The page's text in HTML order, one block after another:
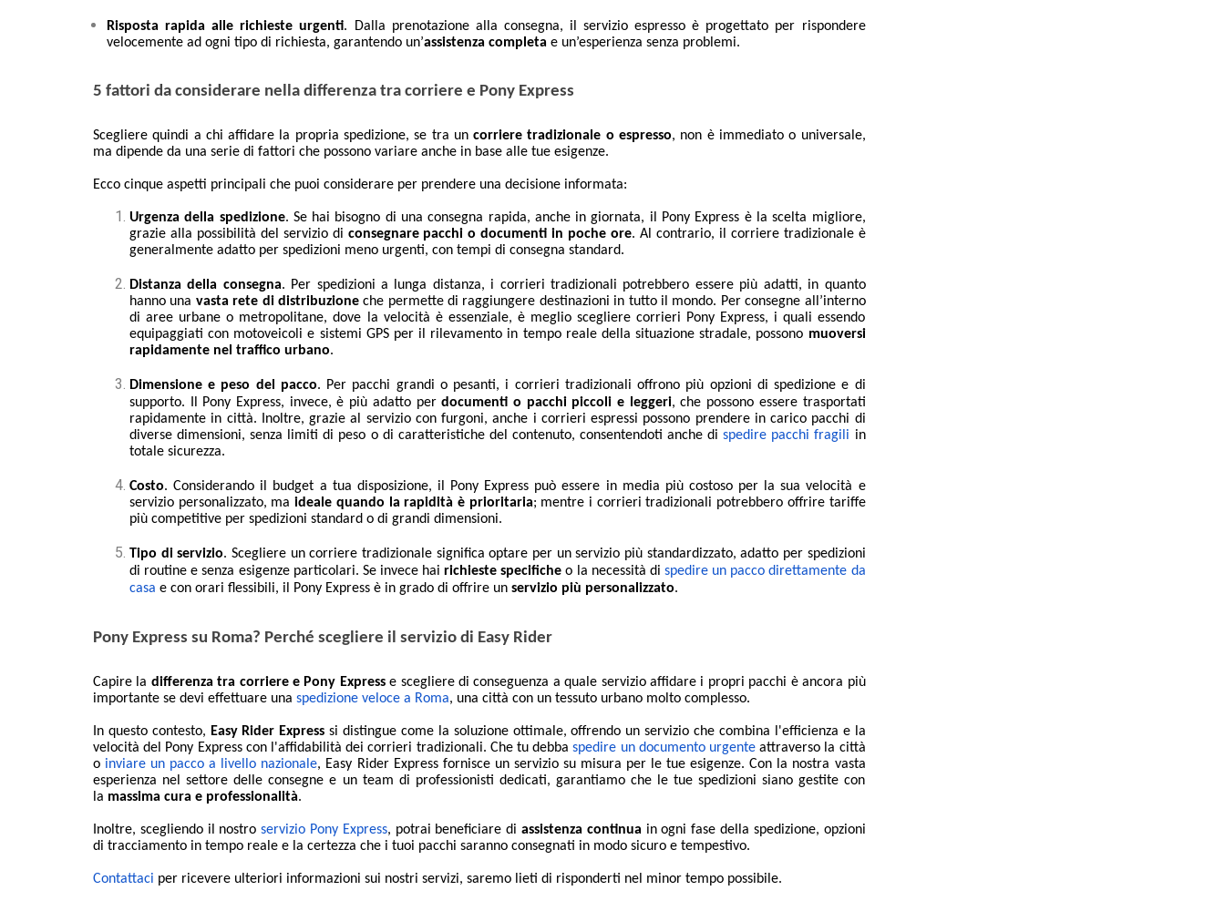
Risposta rapida alle richieste urgenti. Dalla prenotazione alla consegna, il servizio espresso è progettato per rispondere
velocemente ad ogni tipo di richiesta, garantendo un’assistenza completa e un’esperienza senza problemi.
5 fattori da considerare nella differenza tra corriere e Pony Express
Scegliere quindi a chi affidare la propria spedizione, se tra uncorriere tradizionale o espresso, non è immediato o universale,
ma dipende da una serie di fattori che possono variare anche in base alle tue esigenze.
Ecco cinque aspetti principali che puoi considerare per prendere una decisione informata:
Urgenza della spedizione. Se hai bisogno di una consegna rapida, anche in giornata, il Pony Express è la scelta migliore,
grazie alla possibilità del servizio di consegnare pacchi o documenti in poche ore. Al contrario, il corriere tradizionale è
generalmente adatto per spedizioni meno urgenti, con tempi di consegna standard.
Distanza della consegna. Per spedizioni a lunga distanza, i corrieri tradizionali potrebbero essere più adatti, in quanto
hanno una vasta rete di distribuzioneche permette di raggiungere destinazioni in tutto il mondo. Per consegne all’interno
di aree urbane o metropolitane, dove la velocità è essenziale, è meglio scegliere corrieri Pony Express, i quali essendo
equipaggiati con motoveicoli e sistemi GPS per il rilevamento in tempo reale della situazione stradale, possono muoversi
rapidamente nel traffico urbano.
Dimensione e peso del pacco. Per pacchi grandi o pesanti, i corrieri tradizionali offrono più opzioni di spedizione e di
supporto. Il Pony Express, invece, è più adatto perdocumenti o pacchi piccoli e leggeri, che possono essere trasportati
rapidamente in città. Inoltre, grazie al servizio con furgoni, anche i corrieri espressi possono prendere in carico pacchi di
diverse dimensioni, senza limiti di peso o di caratteristiche del contenuto, consentendoti anche di spedire pacchi fragili in
totale sicurezza.
Costo. Considerando il budget a tua disposizione, il Pony Express può essere in media più costoso per la sua velocità e
servizio personalizzato, ma ideale quando la rapidità è prioritaria; mentre i corrieri tradizionali potrebbero offrire tariffe
più competitive per spedizioni standard o di grandi dimensioni.
Tipo di servizio. Scegliere un corriere tradizionale significa optare per un servizio più standardizzato, adatto per spedizioni
di routine e senza esigenze particolari. Se invece hairichieste specifiche o la necessità di spedire un pacco direttamente da
casa e con orari flessibili, il Pony Express è in grado di offrire un servizio più personalizzato.
Pony Express su Roma? Perché scegliere il servizio di Easy Rider
Capire la differenza tra corriere e Pony Expresse scegliere di conseguenza a quale servizio affidare i propri pacchi è ancora più
importante se devi effettuare una spedizione veloce a Roma, una città con un tessuto urbano molto complesso.
In questo contesto, Easy Rider Express si distingue come la soluzione ottimale, offrendo un servizio che combina l'efficienza e la
velocità del Pony Express con l'affidabilità dei corrieri tradizionali. Che tu debbaspedire un documento urgenteattraverso la città
o inviare un pacco a livello nazionale, Easy Rider Express fornisce un servizio su misura per le tue esigenze. Con la nostra vasta
esperienza nel settore delle consegne e un team di professionisti dedicati, garantiamo che le tue spedizioni siano gestite con
la massima cura e professionalità.
Inoltre, scegliendo il nostroservizio Pony Express, potrai beneficiare di assistenza continua in ogni fase della spedizione, opzioni
di tracciamento in tempo reale e la certezza che i tuoi pacchi saranno consegnati in modo sicuro e tempestivo.
Contattaci per ricevere ulteriori informazioni sui nostri servizi, saremo lieti di risponderti nel minor tempo possibile.